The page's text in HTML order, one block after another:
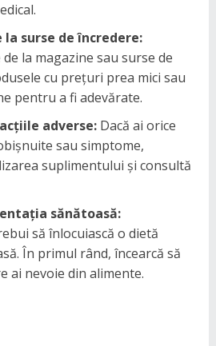
surse de încredere:
la magazine sau surse de
cu prețuri prea mici sau
pentru a fi adevărate.
adverse:Dacă ai orice
sau simptome,
suplimentului și consultă
sănătoasă:
să înlocuiască o dietă
În primul rând, încearcă să
ai nevoie din alimente.